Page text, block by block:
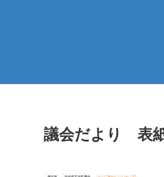
議会だより 表